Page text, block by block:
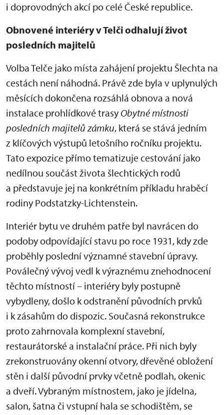
i doprovodných akcí po celé České republice.
Obnovené interiéry v Telči odhalují život
posledních majitelů
Volba Telče jako místa zahájení projektu Šlechta na
cestách není náhodná. Právě zde byla v uplynulých
měsících dokončena rozsáhlá obnova a nová
instalace prohlídkové trasy Obytné místnosti
posledních majitelů zámku, která se stává jedním
z klíčových výstupů letošního ročníku projektu.
Tato expozice přímo tematizuje cestování jako
nedílnou součást života šlechtických rodů
a představuje jej na konkrétním příkladu hraběcí
rodiny Podstatzky-Lichtenstein.
Interiér bytu ve druhém patře byl navrácen do
podoby odpovídající stavu po roce 1931, kdy zde
proběhly poslední významné stavební úpravy.
Poválečný vývoj vedl k výraznému znehodnocení
těchto místností – interiéry byly postupně
vybydleny, došlo k odstranění původních prvků
i k zásahům do dispozic. Současná rekonstrukce
proto zahrnovala komplexní stavební,
restaurátorské a instalační práce. Při nich byly
zrekonstruovány okenní otvory, dřevěné obložení
stěn i další původní prvky včetně podlah, okenic
a dveří. Vybraným místnostem, jako je jídelna,
salon, šatna či vstupní hala se schodištěm, se